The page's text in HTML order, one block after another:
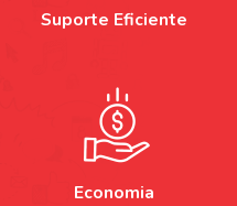
Suporte Eficiente
Economia